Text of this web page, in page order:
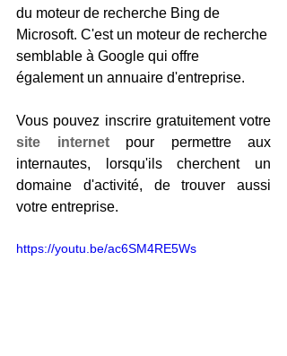
du moteur de recherche Bing de
Microsoft. C'est un moteur de recherche
semblable à Google qui offre
également un annuaire d'entreprise.
site internet pour permettre aux
internautes, lorsqu'ils cherchent un
domaine d'activité, de trouver aussi
votre entreprise.
https://youtu.be/ac6SM4RE5Ws